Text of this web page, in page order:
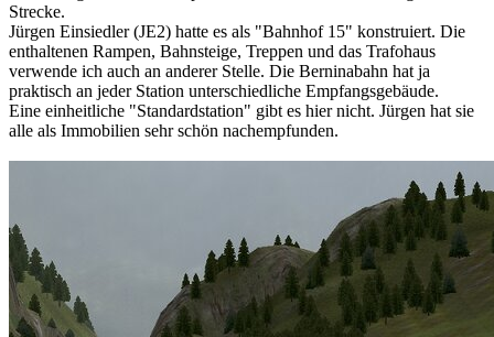
Strecke.
Jürgen Einsiedler (JE2) hatte es als "Bahnhof 15" konstruiert. Die
enthaltenen Rampen, Bahnsteige, Treppen und das Trafohaus
verwende ich auch an anderer Stelle. Die Berninabahn hat ja
praktisch an jeder Station unterschiedliche Empfangsgebäude.
Eine einheitliche "Standardstation" gibt es hier nicht. Jürgen hat sie
alle als Immobilien sehr schön nachempfunden.